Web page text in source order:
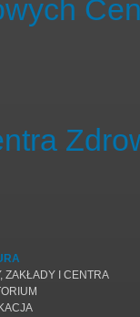
ZAKŁADY I CENTRA